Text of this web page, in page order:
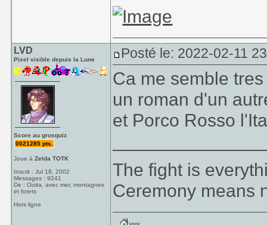
LVD
Pixel visible depuis la Lune
Score au grosquiz
0021285 pts.
Joue àZelda TOTK
Inscrit : Jul 18, 2002
Messages : 9241
De : Ooita, avec mer, montagnes
et forets
Hors ligne
Posté le: 2022-02-11
Ca me semble
un roman d'un
et Porco Rosso
The fight is
Ceremony means